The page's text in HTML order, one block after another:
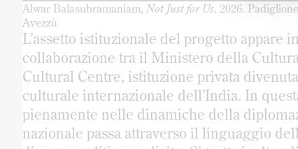
Alwar Balasubramaniam, Not Just for Us, 2026.
Avezzù
L’assetto istituzionale del progetto
collaborazione tra il Ministero della
Cultural Centre, istituzione privata
culturale internazionale dell’India. In
pienamente nelle dinamiche della
nazionale passa attraverso il linguaggio